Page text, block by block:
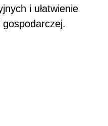
i ułatwienie
gospodarczej.